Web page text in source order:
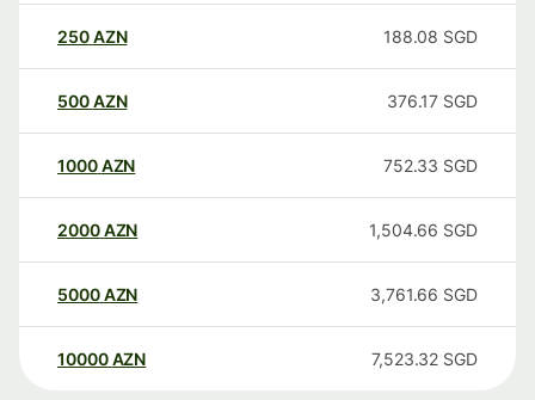
250AZN 188.08 SGD
500AZN 376.17 SGD
1000AZN 752.33 SGD
2000AZN 1,504.66 SGD
5000AZN 3,761.66 SGD
10000 AZN 7,523.32 SGD